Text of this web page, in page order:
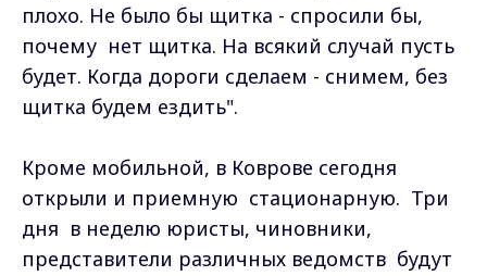
плохо. Не было бы щитка - спросили бы,
почему нет щитка. На всякий случай пусть
будет. Когда дороги сделаем - снимем, без
щитка будем ездить".
Кроме мобильной, в Коврове сегодня
открыли и приемную стационарную. Три
дня в неделю юристы, чиновники,
представители различных ведомств будут